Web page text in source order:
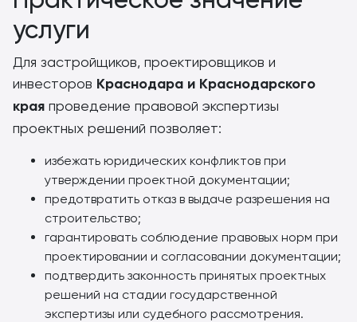
услуги
Для застройщиков, проектировщиков и
инвесторов Краснодара и Краснодарского
края проведение правовой экспертизы
проектных решений позволяет:
избежать юридических конфликтов при
утверждении проектной документации;
предотвратить отказ в выдаче разрешения на
строительство;
гарантировать соблюдение правовых норм при
проектировании и согласовании документации;
подтвердить законность принятых проектных
решений на стадии государственной
экспертизы или судебного рассмотрения.